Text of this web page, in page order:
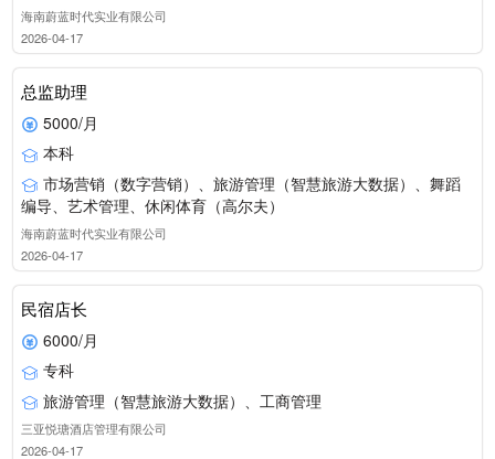
海南蔚蓝时代实业有限公司
2026-04-17
总监助理
5000/月
本科
市场营销（数字营销）、旅游管理（智慧旅游大数据）、舞蹈
编导、艺术管理、休闲体育（高尔夫）
海南蔚蓝时代实业有限公司
2026-04-17
民宿店长
6000/月
专科
旅游管理（智慧旅游大数据）、工商管理
三亚悦瑭酒店管理有限公司
2026-04-17